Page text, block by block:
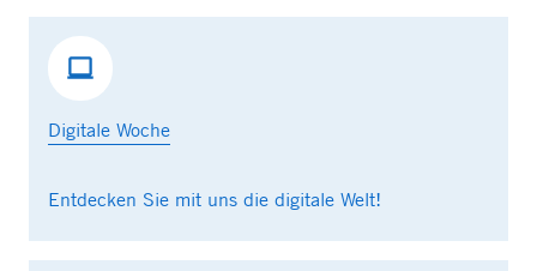
Digitale Woche
Entdecken Sie mit uns die digitale Welt!